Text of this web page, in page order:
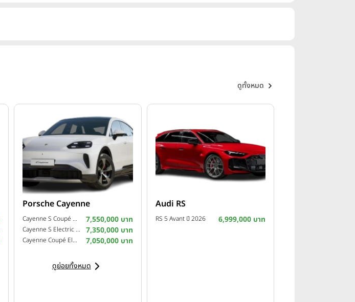
ดูทั้งหมด
Porsche Cayenne
Cayenne S Coupé Electric ปี 2026 7,550,000 บาท
Cayenne S Electric ปี 2026 7,350,000 บาท
Cayenne Coupé Electric ปี 2026 7,050,000 บาท
ดูย่อยทั้งหมด
Audi RS
RS 5 Avant ปี 2026 6,999,000 บาท